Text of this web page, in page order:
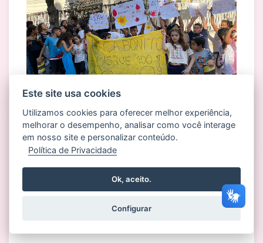
Este site usa cookies
Utilizamos cookies para oferecer melhor experiência,
melhorar o desempenho, analisar como você interage
em nosso site e personalizar conteúdo.
Política de Privacidade
Ok, aceito.
Configurar